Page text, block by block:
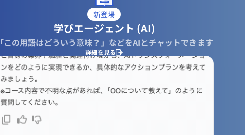
新登場
学びエージェント (AI)
「この用語はどういう意味？」などをAIとチャットできます
詳細を見る